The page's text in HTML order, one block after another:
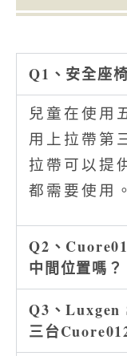
Q1、安全座
兒童在使用
用上拉帶第
拉帶可以提
都需要使用。
Q2、
中間位置嗎？
Q3、Luxgen
三台